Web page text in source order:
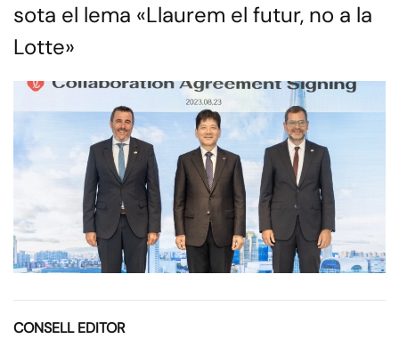
sota el lema «Llaurem el futur, no a la
Lotte»
CONSELL EDITOR